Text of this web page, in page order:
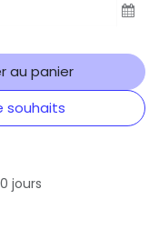
au panier
souhaits
jours